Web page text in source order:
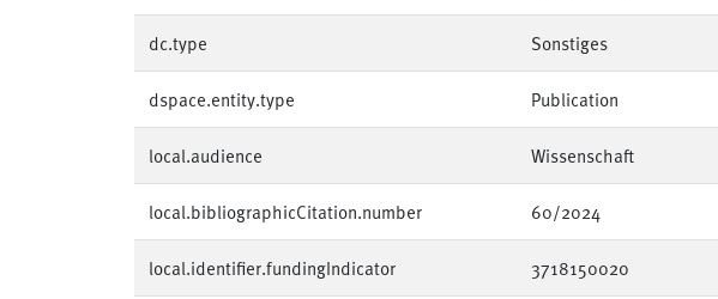
dc.type Sonstiges
dspace.entity.type Publication
local.audience Wissenschaft
local.bibliographicCitation.number 60/2024
local.identifier.fundingIndicator 3718150020